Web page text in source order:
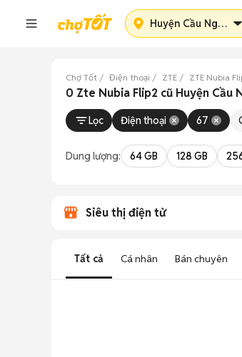
Huyện Cầu Ngang
Chợ Tốt Điện thoại ZTE ZTE Nubia
0 Zte Nubia Flip2 cũ Huyện Cầu
Lọc Điện thoại 67
Dung lượng: 64 GB 128 GB
Siêu thị điện tử
Tất cả Cá nhân Bán chuyên